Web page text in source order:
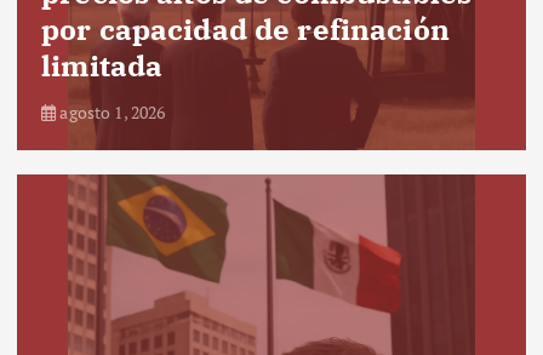
por capacidad de refinación
limitada
agosto 1, 2026